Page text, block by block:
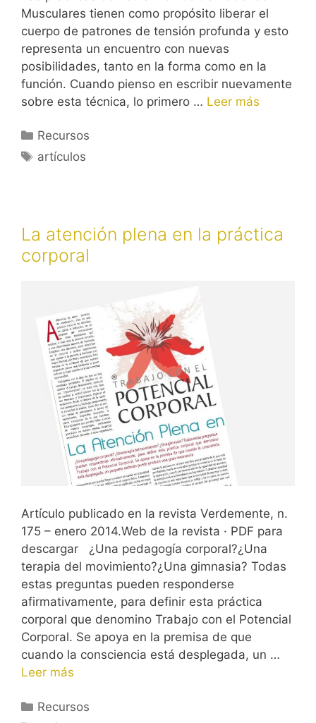
Musculares tienen como propósito liberar el
cuerpo de patrones de tensión profunda y esto
representa un encuentro con nuevas
posibilidades, tanto en la forma como en la
función. Cuando pienso en escribir nuevamente
sobre esta técnica, lo primero … Leer más
Categorías
Recursos
Etiquetas
artículos
La atención plena en la práctica
corporal
Artículo publicado en la revista Verdemente, n.
175 – enero 2014.Web de la revista · PDF para
descargar ¿Una pedagogía corporal?¿Una
terapia del movimiento?¿Una gimnasia? Todas
estas preguntas pueden responderse
afirmativamente, para definir esta práctica
corporal que denomino Trabajo con el Potencial
Corporal. Se apoya en la premisa de que
cuando la consciencia está desplegada, un …
Leer más
Categorías
Recursos